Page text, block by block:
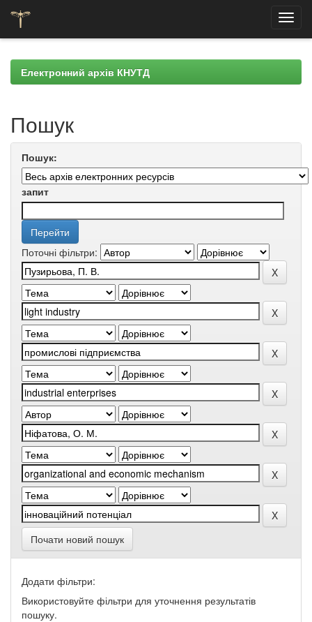
navigationЕлектронний архів КНУТД
Пошук
Пошук:
запит
Поточні фільтри:
Почати новий пошук
Додати фільтри:
Використовуйте фільтри для уточнення результатів
пошуку.